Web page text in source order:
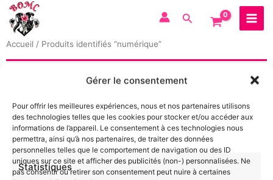
Gérer le consentement
Pour offrir les meilleures expériences, nous et nos partenaires utilisons
des technologies telles que les cookies pour stocker et/ou accéder aux
informations de l’appareil. Le consentement à ces technologies nous
permettra, ainsi qu’à nos partenaires, de traiter des données
personnelles telles que le comportement de navigation ou des ID
uniques sur ce site et afficher des publicités (non-) personnalisées. Ne
pas consentir ou retirer son consentement peut nuire à certaines
Statistiques
Aller
contenu
Accueil / Produits identifiés “numérique”
Aucun produit ne correspond à votre sélection.